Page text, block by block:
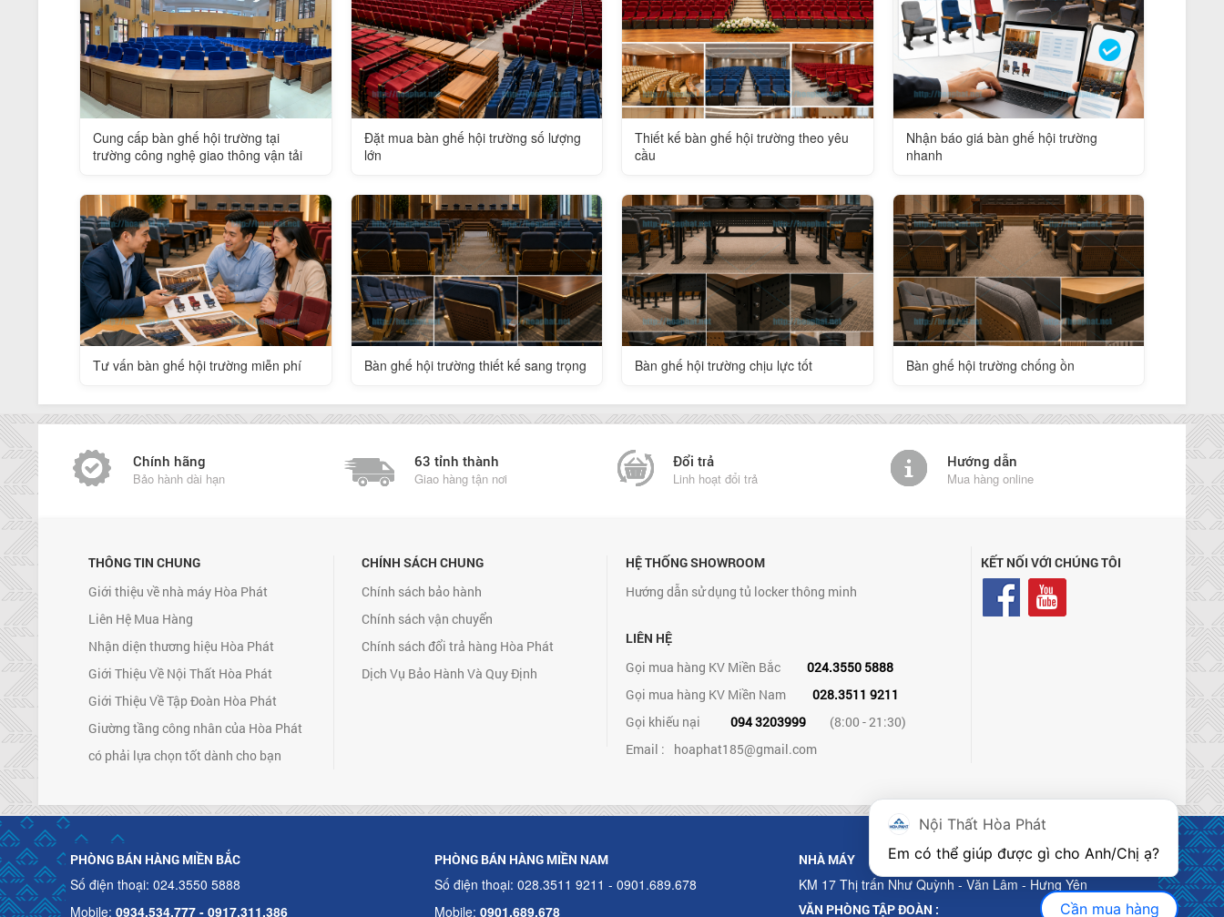
Cung cấp bàn ghế hội trường tại
trường công nghệ giao thông vận tải
Đặt mua bàn ghế hội trường số lượng
lớn
Thiết kế bàn ghế hội trường theo yêu
cầu
Nhận báo giá bàn ghế hội trường
nhanh
Tư vấn bàn ghế hội trường miễn phí Bàn ghế hội trường thiết kế sang trọng Bàn ghế hội trường chịu lực tốt Bàn ghế hội trường chống ồn
Chính hãng
Bảo hành dài hạn
63 tỉnh thành
Giao hàng tận nơi
Đổi trả
Linh hoạt đổi trả
Hướng dẫn
Mua hàng online
THÔNG TIN CHUNG
Giới thiệu về nhà máy Hòa Phát
Liên Hệ Mua Hàng
Nhận diện thương hiệu Hòa Phát
Giới Thiệu Về Nội Thất Hòa Phát
Giới Thiệu Về Tập Đoàn Hòa Phát
Giường tầng công nhân của Hòa Phát
có phải lựa chọn tốt dành cho bạn
CHÍNH SÁCH CHUNG
Chính sách bảo hành
Chính sách vận chuyển
Chính sách đổi trả hàng Hòa Phát
Dịch Vụ Bảo Hành Và Quy Định
HỆ THỐNG SHOWROOM
Hướng dẫn sử dụng tủ locker thông minh
LIÊN HỆ
Gọi mua hàng KV Miền Bắc
024.3550 5888
Gọi mua hàng KV Miền Nam
028.3511 9211
Gọi khiếu nại
094 3203999
(8:00 - 21:30)
Email : hoaphat185@gmail.com
KẾT NỐI VỚI CHÚNG TÔI
PHÒNG BÁN HÀNG MIỀN BẮC
Số điện thoại: 024.3550 5888
Mobile: 0934.534.777 - 0917.311.386
PHÒNG BÁN HÀNG MIỀN NAM
Số điện thoại: 028.3511 9211 - 0901.689.678
Mobile: 0901.689.678
NHÀ MÁY
KM 17 Thị trấn Như Quỳnh - Văn Lâm - Hưng Yên
VĂN PHÒNG TẬP ĐOÀN :
Nội Thất Hòa Phát
Cần mua hàng